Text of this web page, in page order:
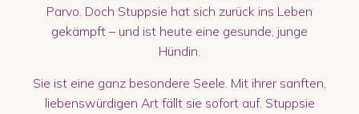
Parvo. Doch Stuppsie hat sich zurück ins Leben
gekämpft – und ist heute eine gesunde, junge
Hündin.
Sie ist eine ganz besondere Seele. Mit ihrer sanften,
liebenswürdigen Art fällt sie sofort auf. Stuppsie